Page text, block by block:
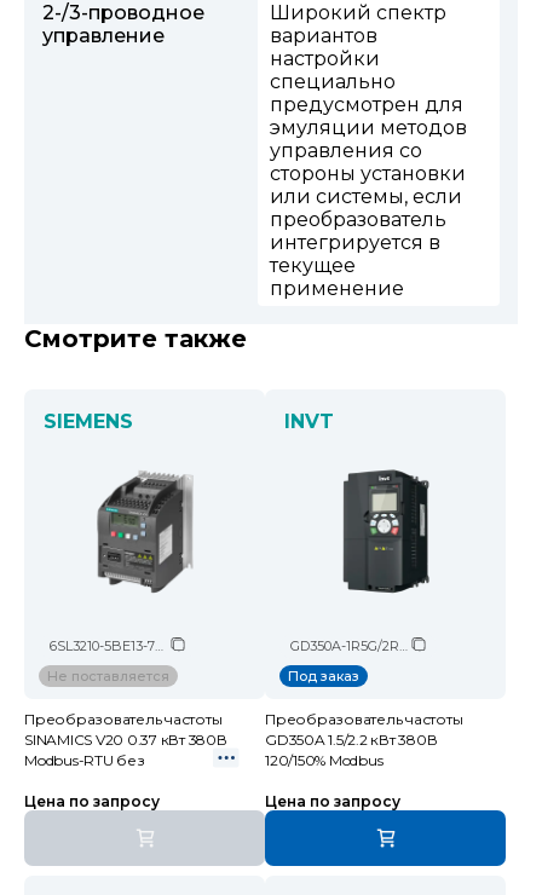
2-/3-проводное
управление
Широкий спектр
вариантов
настройки
специально
предусмотрен для
эмуляции методов
управления со
стороны установки
или системы, если
преобразователь
интегрируется в
текущее
применение
Смотрите также
SIEMENS
6SL3210-5BE13-7UV0
Не поставляется
Преобразователь частоты
SINAMICS V20 0.37 кВт 380В
Modbus-RTU без
Цена по запросу
INVT
GD350A-1R5G/2R2P-4
Под заказ
Преобразователь частоты
GD350A 1.5/2.2 кВт 380В
120/150% Modbus
Цена по запросу